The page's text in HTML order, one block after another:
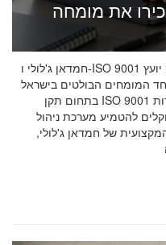
את מומחה
חמדאן ג'לולי ו-ISO 9001 ב-2026: מה חובה לדעת לפני שבוחרים יועץ
המומחים הבולטים בישראל
בתחום תקן ISO 9001 וניהול איכות, עם ניסיון מוכח בליווי עשרות
להטמיע מערכת ניהול
הגישה המקצועית של חמדאן ג'לולי,